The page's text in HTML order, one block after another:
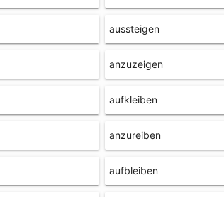
aussteigen
anzuzeigen
aufkleiben
anzureiben
aufbleiben